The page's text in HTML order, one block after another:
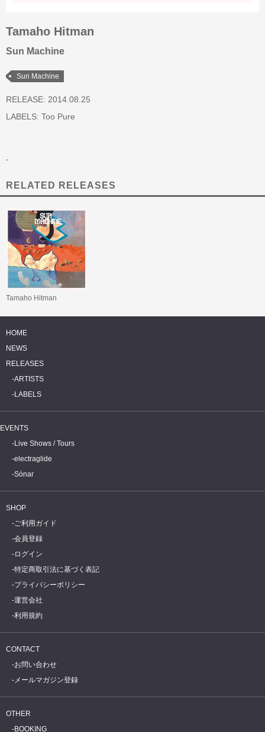
Tamaho Hitman
Sun Machine
Sun Machine
RELEASE: 2014.08.25
LABELS: Too Pure
-
RELATED RELEASES
Tamaho Hitman
HOME
NEWS
RELEASES
ARTISTS
LABELS
EVENTS
Live Shows / Tours
electraglide
Sónar
SHOP
ご利用ガイド
会員登録
ログイン
特定商取引法に基づく表記
プライバシーポリシー
運営会社
利用規約
CONTACT
お問い合わせ
メールマガジン登録
OTHER
BOOKING